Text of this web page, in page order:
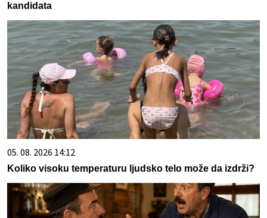
kandidata
05. 08. 2026 14:12
Koliko visoku temperaturu ljudsko telo može da izdrži?